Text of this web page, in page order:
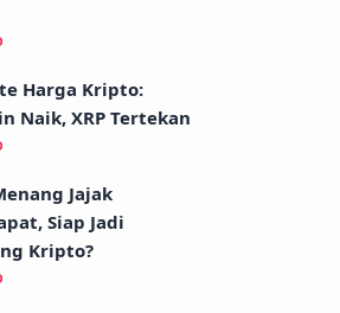
Harga Kripto:
Naik, XRP Tertekan
Jajak
Siap Jadi
Kripto?